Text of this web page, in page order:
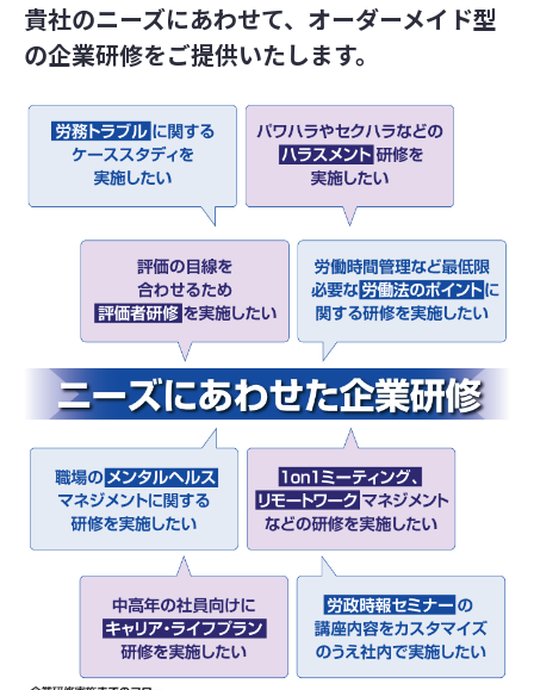
貴社のニーズにあわせて、オーダーメイド型
の企業研修をご提供いたします。